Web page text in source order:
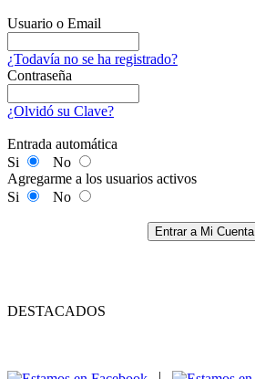
Usuario o Email
¿Todavía no se ha registrado?
Contraseña
¿Olvidó su Clave?
Entrada automática
Si
No
Agregarme a los usuarios activos
Si
No
Entrar a Mi Cuenta
DESTACADOS